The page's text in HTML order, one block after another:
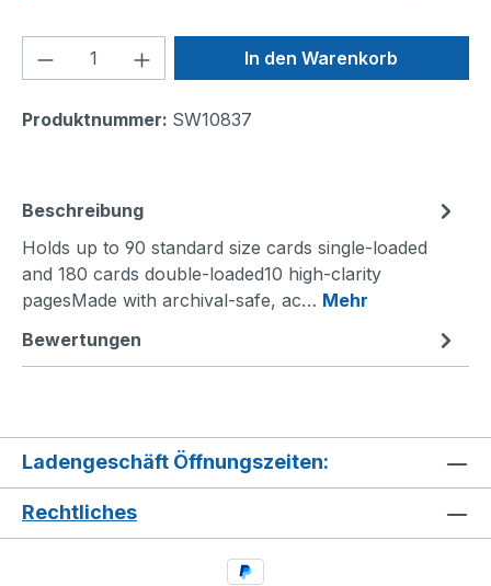
Produkt Anzahl: Gib denIn den Warenkorb
Produktnummer: SW10837
Beschreibung
Holds up to 90 standard size cards single-loaded
and 180 cards double-loaded10 high-clarity
pagesMade with archival-safe, ac… Mehr
Bewertungen
Ladengeschäft Öffnungszeiten:
Rechtliches